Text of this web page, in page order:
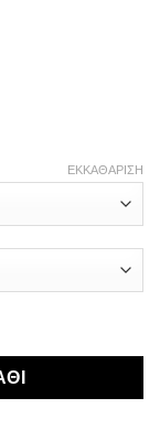
ΕΚΚΑΘΆΡΙΣΗ
ποσότητα